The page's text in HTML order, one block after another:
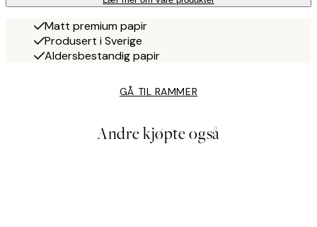
Matt premium papir
Produsert i Sverige
Aldersbestandig papir
GÅ TIL RAMMER
Andre kjøpte også